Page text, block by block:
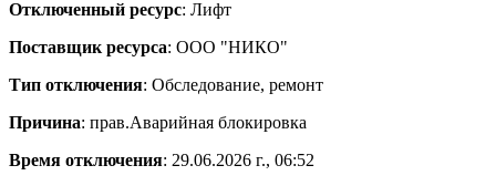
Отключенный ресурс: Лифт
Поставщик ресурса: ООО "НИКО"
Тип отключения: Обследование, ремонт
Причина: прав.Аварийная блокировка
Время отключения: 29.06.2026 г., 06:52